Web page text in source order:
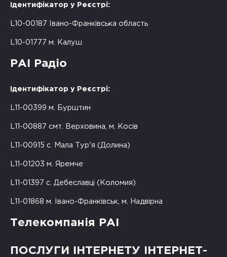
Ідентифікатор у Реєстрі:
L10-00187 Івано-Франківська область
L10-01777 м. Калуш
РАІ Радіо
Ідентифікатор у Реєстрі:
L11-00399 м. Бурштин
L11-00887 смт. Верховина, м. Косів
L11-00915 с. Мала Тур'я (Долина)
L11-01203 м. Яремче
L11-01397 с. Дебеславці (Коломия)
L11-01868 м. Івано-Франківськ, м. Надвірна
Телекомпанія РАІ
ПОСЛУГИ ІНТЕРНЕТУ ІНТЕРНЕТ-